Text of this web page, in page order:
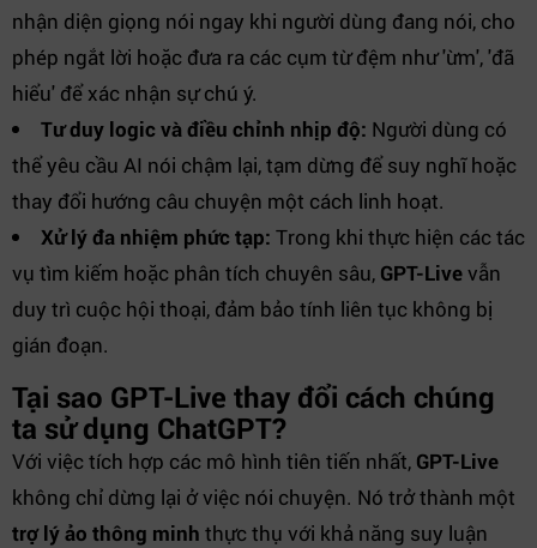
nhận diện giọng nói ngay khi người dùng đang nói, cho
phép ngắt lời hoặc đưa ra các cụm từ đệm như 'ừm', 'đã
hiểu' để xác nhận sự chú ý.
Tư duy logic và điều chỉnh nhịp độ: Người dùng có
thể yêu cầu AI nói chậm lại, tạm dừng để suy nghĩ hoặc
thay đổi hướng câu chuyện một cách linh hoạt.
Xử lý đa nhiệm phức tạp: Trong khi thực hiện các tác
vụ tìm kiếm hoặc phân tích chuyên sâu, GPT-Livevẫn
duy trì cuộc hội thoại, đảm bảo tính liên tục không bị
gián đoạn.
Tại sao GPT-Live thay đổi cách chúng
ta sử dụng ChatGPT?
Với việc tích hợp các mô hình tiên tiến nhất, GPT-Live
không chỉ dừng lại ở việc nói chuyện. Nó trở thành một
trợ lý ảo thông minh thực thụ với khả năng suy luận